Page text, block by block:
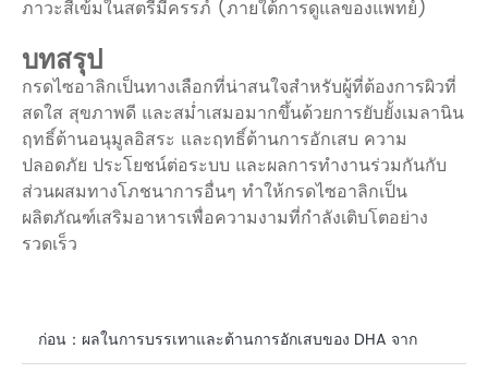
ภาวะสีเข้มในสตรีมีครรภ์ (ภายใต้การดูแลของแพทย์)
บทสรุป
กรดไซอาลิกเป็นทางเลือกที่น่าสนใจสำหรับผู้ที่ต้องการผิวที่
สดใส สุขภาพดี และสม่ำเสมอมากขึ้นด้วยการยับยั้งเมลานิน
ฤทธิ์ต้านอนุมูลอิสระ และฤทธิ์ต้านการอักเสบ ความ
ปลอดภัย ประโยชน์ต่อระบบ และผลการทำงานร่วมกันกับ
ส่วนผสมทางโภชนาการอื่นๆ ทำให้กรดไซอาลิกเป็น
ผลิตภัณฑ์เสริมอาหารเพื่อความงามที่กำลังเติบโตอย่าง
รวดเร็ว
ก่อน： ผลในการบรรเทาและต้านการอักเสบของ DHA จาก